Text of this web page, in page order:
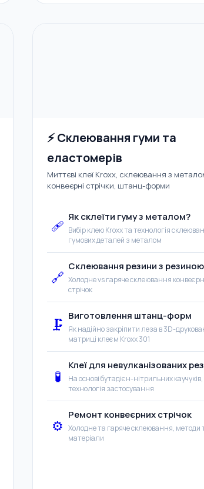
⚡ Склеювання гуми та
еластомерів
Миттєві клеї Kroxx, склеювання з
конвеєрні стрічки, штанц-форми
🩹
Як склеїти гуму з металом?
Вибір клею Kroxx та технологія
гумових деталей з металом
🔗
Склеювання резини з резиною
Холодне vs гаряче склеювання
стрічок
🗜️
Виготовлення штанц-форм
Як надійно закріпити леза в 3D-
матриці клеєм Kroxx 301
🧪
Клеї для невулканізованих
На основі бутадієн-нітрильних каучуків,
технологія застосування
⚙️
Ремонт конвеєрних стрічок
Холодне та гаряче склеювання, методи
матеріали